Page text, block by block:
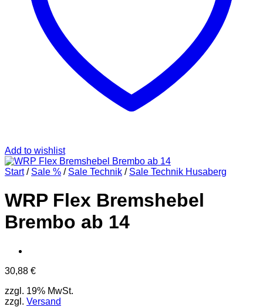
Add to wishlist
Start / Sale % / Sale Technik / Sale Technik Husaberg
WRP Flex Bremshebel
Brembo ab 14
30,88 €
zzgl. 19% MwSt.
zzgl. Versand